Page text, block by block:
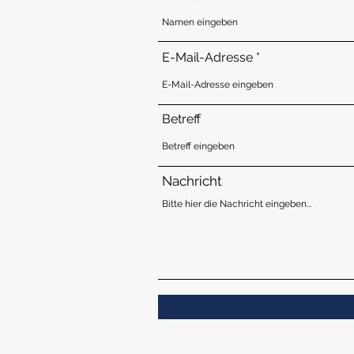
E-Mail-Adresse
Betreff
Nachricht